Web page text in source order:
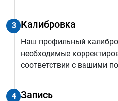
3 Калибровка
Наш профильный
необходимые
соответствии с вашими
4 Запись